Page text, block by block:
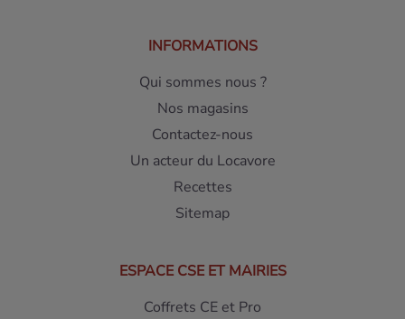
INFORMATIONS
Qui sommes nous ?
Nos magasins
Contactez-nous
Un acteur du Locavore
Recettes
Sitemap
ESPACE CSE ET MAIRIES
Coffrets CE et Pro